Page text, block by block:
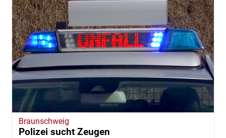
Braunschweig
Polizei sucht Zeugen